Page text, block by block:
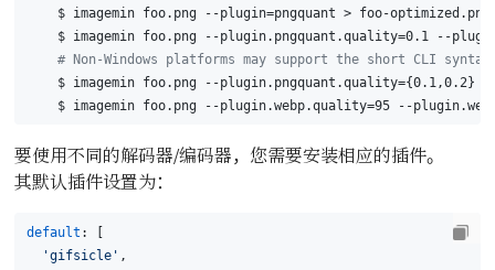
    $ imagemin foo.png --plugin=pngquant > foo-optimized.png
$ imagemin foo.png --plugin.pngquant.quality=0.1 --
# Non-Windows platforms may support the short CLI
$ imagemin foo.png --plugin.pngquant.quality={0.1,0.2}
$ imagemin foo.png --plugin.webp.quality=95 --
要使用不同的解码器/编码器，您需要安装相应的插件。
其默认插件设置为：
default : [
'gifsicle' ,